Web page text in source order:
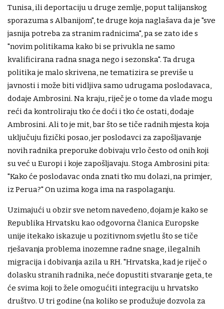
Tunisa, ili deportaciju u druge zemlje, poput talijanskog
sporazuma s Albanijom", te druge koja naglašava da je "sve
jasnija potreba za stranim radnicima", pa se zato ide s
"novim politikama kako bi se privukla ne samo
kvalificirana radna snaga nego i sezonska". Ta druga
politika je malo skrivena, ne tematizira se previše u
javnosti i može biti vidljiva samo udrugama poslodavaca,
dodaje Ambrosini. Na kraju, riječ je o tome da vlade mogu
reći da kontroliraju tko će doći i tko će ostati, dodaje
Ambrosini. Ali to je mit, bar što se tiče radnih mjesta koja
uključuju fizički posao, jer poslodavci za zapošljavanje
novih radnika preporuke dobivaju vrlo često od onih koji
su već u Europi i koje zapošljavaju. Stoga Ambrosini pita:
"Kako će poslodavac onda znati tko mu dolazi, na primjer,
iz Perua?" On uzima koga ima na raspolaganju.
Uzimajući u obzir sve netom navedeno, dojam je kako se
Republika Hrvatsku kao odgovorna članica Europske
unije itekako iskazuje u pozitivnom svjetlu što se tiče
rješavanja problema inozemne radne snage, ilegalnih
migracija i dobivanja azila u RH. "Hrvatska, kad je riječ o
dolasku stranih radnika, neće dopustiti stvaranje geta, te
će svima koji to žele omogućiti integraciju u hrvatsko
društvo. U tri godine (na koliko se produžuje dozvola za